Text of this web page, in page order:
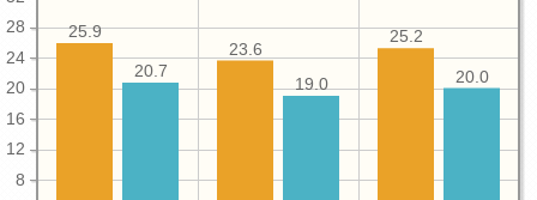
8
12
16
20
24
28
25.2
23.6
25.9
20.0
19.0
20.7